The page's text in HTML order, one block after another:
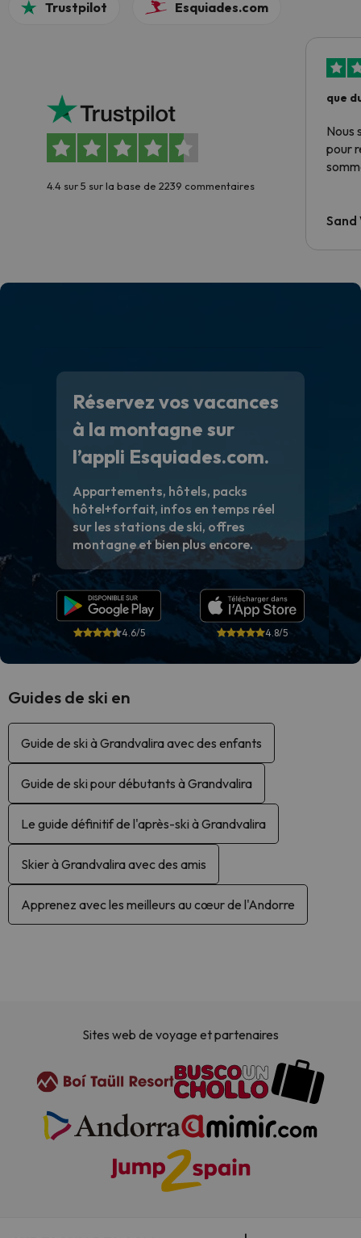
Trustpilot Esquiades.com
4.4 sur 5 sur la base de 2239 commentaires
que
Nous
pour
Sand
Réservez vos vacances
à la montagne sur
l’appli Esquiades.com.
Appartements, hôtels, packs
hôtel+forfait, infos en temps réel
sur les stations de ski, offres
montagne et bien plus encore.
4.6/5 4.8/5
Guides de ski en
Guide de ski à Grandvalira avec des enfants
Guide de ski pour débutants à Grandvalira
Le guide définitif de l'après-ski à Grandvalira
Skier à Grandvalira avec des amis
Apprenez avec les meilleurs au cœur de l'Andorre
Sites web de voyage et partenaires